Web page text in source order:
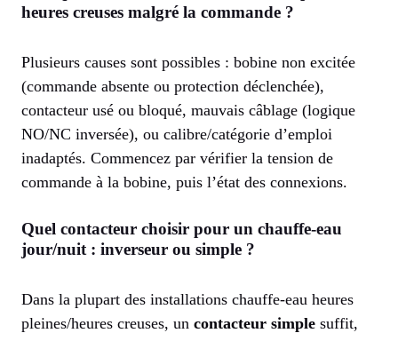
heures creuses malgré la commande ?
Plusieurs causes sont possibles : bobine non excitée
(commande absente ou protection déclenchée),
contacteur usé ou bloqué, mauvais câblage (logique
NO/NC inversée), ou calibre/catégorie d’emploi
inadaptés. Commencez par vérifier la tension de
commande à la bobine, puis l’état des connexions.
Quel contacteur choisir pour un chauffe-eau
jour/nuit : inverseur ou simple ?
Dans la plupart des installations chauffe-eau heures
pleines/heures creuses, un contacteur simple suffit,